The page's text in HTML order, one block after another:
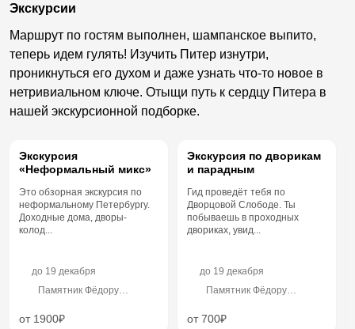
Экскурсии
Маршрут по гостям выполнен, шампанское выпито,
теперь идем гулять! Изучить Питер изнутри,
проникнуться его духом и даже узнать что-то новое в
нетривиальном ключе. Отыщи путь к сердцу Питера в
нашей экскурсионной подборке.
Экскурсия
«Неформальный микс»
Это обзорная экскурсия по
неформальному Петербургу.
Доходные дома, дворы-
колод...
до 19 декабря
Памятник Фёдору
Владимирская
от 1900₽
Экскурсия по дворикам
и парадным
Гид проведёт тебя по
Дворцовой Слободе. Ты
побываешь в проходных
двориках, увид...
до 19 декабря
Памятник Фёдору
Владимирская
от 700₽